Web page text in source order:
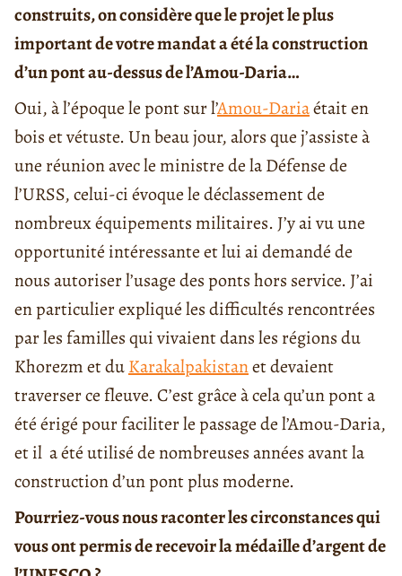
construits, on considère que le projet le plus
important de votre mandat a été la construction
d’un pont au-dessus de l’Amou-Daria…
Oui, à l’époque le pont sur l’Amou-Dariaétait en
bois et vétuste. Un beau jour, alors que j’assiste à
une réunion avec le ministre de la Défense de
l’URSS, celui-ci évoque le déclassement de
nombreux équipements militaires. J’y ai vu une
opportunité intéressante et lui ai demandé de
nous autoriser l’usage des ponts hors service. J’ai
en particulier expliqué les difficultés rencontrées
par les familles qui vivaient dans les régions du
Khorezm et duKarakalpakistanet devaient
traverser ce fleuve. C’est grâce à cela qu’un pont a
été érigé pour faciliter le passage de l’Amou-Daria,
et il a été utilisé de nombreuses années avant la
construction d’un pont plus moderne.
Pourriez-vous nous raconter les circonstances qui
vous ont permis de recevoir la médaille d’argent de